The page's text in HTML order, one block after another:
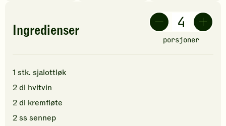
Ingredienser
porsjoner
1 stk. sjalottløk
2dl hvitvin
2dl kremfløte
2ss sennep